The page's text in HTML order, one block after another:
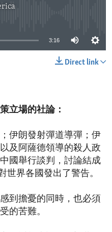
3:16
Direct link
立場的社論：
伊朗發射彈道導彈；伊
及阿薩德領導的殺人政
國舉行談判，討論結成
世界各國發出了警告。
到擔憂的同時，也必須
的苦難。